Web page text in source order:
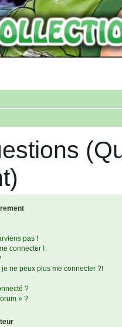
pas !
connecter !
ne peux plus me connecter ?!
?
» ?